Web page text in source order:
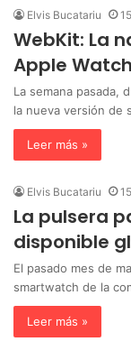
Elvis Bucatariu
WebKit: La
Apple Watch
La semana pasada,
la nueva versión de
Leer más »
Elvis Bucatariu
La pulsera
disponible
El pasado mes de
smartwatch de la
Leer más »